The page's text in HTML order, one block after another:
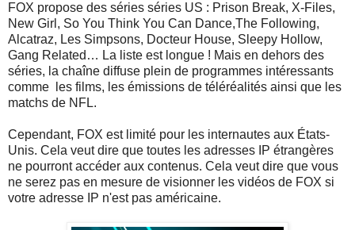
FOX propose des séries séries US : Prison Break, X-Files,
New Girl, So You Think You Can Dance,The Following,
Alcatraz, Les Simpsons, Docteur House, Sleepy Hollow,
Gang Related… La liste est longue ! Mais en dehors des
séries, la chaîne diffuse plein de programmes intéressants
comme les films, les émissions de téléréalités ainsi que les
matchs de NFL.
Cependant, FOX est limité pour les internautes aux États-
Unis. Cela veut dire que toutes les adresses IP étrangères
ne pourront accéder aux contenus. Cela veut dire que vous
ne serez pas en mesure de visionner les vidéos de FOX si
votre adresse IP n'est pas américaine.